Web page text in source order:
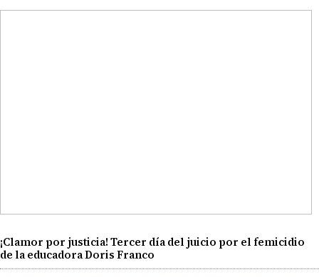
¡Clamor por justicia! Tercer día del juicio por el femicidio
de la educadora Doris Franco